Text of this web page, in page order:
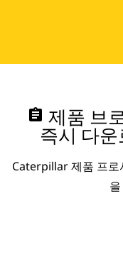
assignment 제품 브
즉시 다
Caterpillar 제품 프로